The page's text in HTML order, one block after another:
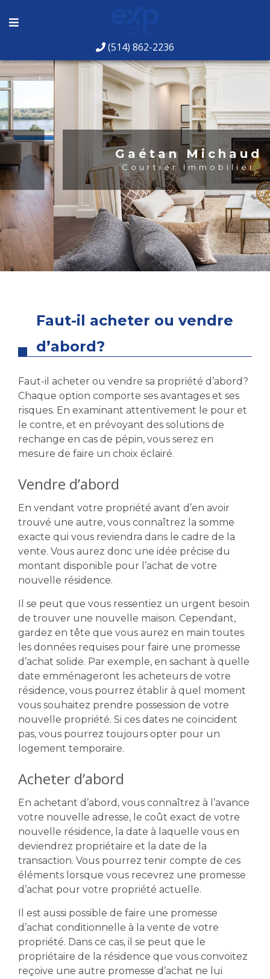
(514) 862-2236
Gaétan Michaud
Courtier Immobilier
Faut-il acheter ou vendre
d’abord?
Faut-il acheter ou vendre sa propriété d’abord?
Chaque option comporte ses avantages et ses
risques. En examinant attentivement le pour et
le contre, et en prévoyant des solutions de
rechange en cas de pépin, vous serez en
mesure de faire un choix éclairé.
Vendre d’abord
En vendant votre propriété avant d’en avoir
trouvé une autre, vous connaîtrez la somme
exacte qui vous reviendra dans le cadre de la
vente. Vous aurez donc une idée précise du
montant disponible pour l’achat de votre
nouvelle résidence.
Il se peut que vous ressentiez un urgent besoin
de trouver une nouvelle maison. Cependant,
gardez en tête que vous aurez en main toutes
les données requises pour faire une promesse
d’achat solide. Par exemple, en sachant à quelle
date emménageront les acheteurs de votre
résidence, vous pourrez établir à quel moment
vous souhaitez prendre possession de votre
nouvelle propriété. Si ces dates ne coïncident
pas, vous pourrez toujours opter pour un
logement temporaire.
Acheter d’abord
En achetant d’abord, vous connaîtrez à l’avance
votre nouvelle adresse, le coût exact de votre
nouvelle résidence, la date à laquelle vous en
deviendrez propriétaire et la date de la
transaction. Vous pourrez tenir compte de ces
éléments lorsque vous recevrez une promesse
d’achat pour votre propriété actuelle.
Il est aussi possible de faire une promesse
d’achat conditionnelle à la vente de votre
propriété. Dans ce cas, il se peut que le
propriétaire de la résidence que vous convoitez
reçoive une autre promesse d’achat ne lui